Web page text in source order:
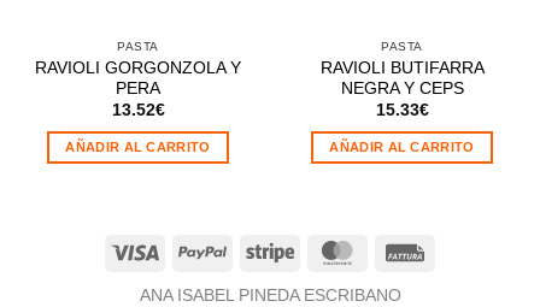
PASTA
RAVIOLI GORGONZOLA Y
PERA
13.52€
AÑADIR AL CARRITO
PASTA
RAVIOLI BUTIFARRA
NEGRA Y CEPS
15.33€
AÑADIR AL CARRITO
Visa PayPal Stripe MasterCard
ANA ISABEL PINEDA ESCRIBANO